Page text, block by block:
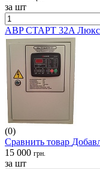
за шт
ABP СТАРТ 32A Люкс
(0)
Сравнить товар
15 000 грн.
за шт